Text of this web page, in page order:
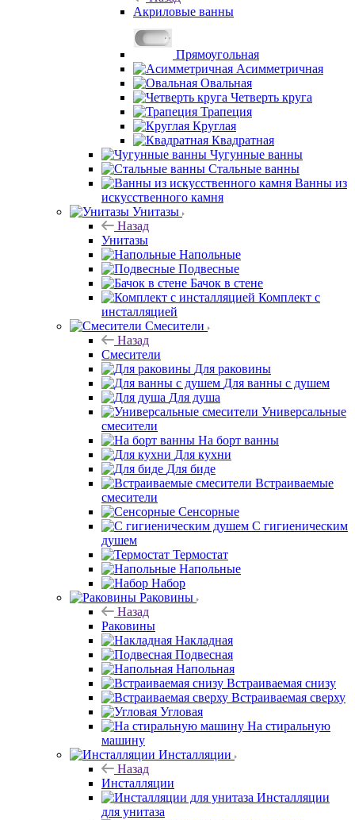
Акриловые ванны
Прямоугольная
Асимметричная
Овальная
Четверть круга
Трапеция
Круглая
Квадратная
Чугунные ванны
Стальные ванны
Ванны из
искусственного камня
Унитазы
Назад
Унитазы
Напольные
Подвесные
Бачок в стене
Комплект с
инсталляцией
Смесители
Назад
Смесители
Для раковины
Для ванны с душем
Для душа
Универсальные
смесители
На борт ванны
Для кухни
Для биде
Встраиваемые
смесители
Сенсорные
С гигиеническим
душем
Термостат
Напольные
Набор
Раковины
Назад
Раковины
Накладная
Подвесная
Напольная
Встраиваемая снизу
Встраиваемая сверху
Угловая
На стиральную
машину
Инсталляции
Назад
Инсталляции
Инсталляции
для унитаза